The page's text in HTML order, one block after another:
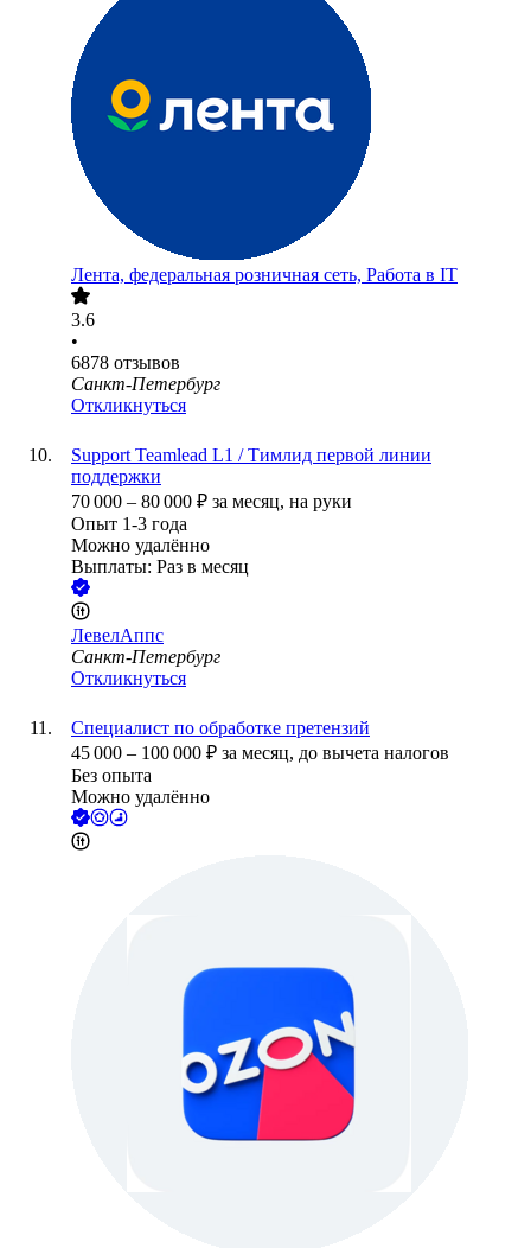
Лента, федеральная розничная сеть, Работа в IT
3.6
•
6878 отзывов
Санкт-Петербург
Откликнуться
Support Teamlead L1 / Тимлид первой линии
поддержки
70 000 – 80 000 ₽ за месяц, на руки
Опыт 1-3 года
Можно удалённо
Выплаты: Раз в месяц
ЛевелАппс
Санкт-Петербург
Откликнуться
Специалист по обработке претензий
45 000 – 100 000 ₽ за месяц, до вычета налогов
Без опыта
Можно удалённо